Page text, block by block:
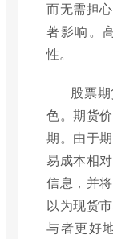
而无需担
著影响。
性。
股票
色。期货
期。由于
易成本相
信息，并
以为现货
与者更好